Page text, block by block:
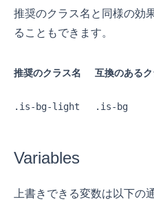
推奨のクラス名と同様の効
ることもできます。
推奨のクラス名 互換のある
.is-bg-light .is-bg
Variables
上書きできる変数は以下の